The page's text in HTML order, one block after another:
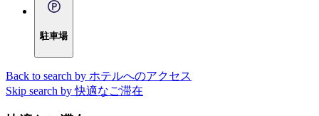
駐車場
Back to search by ホテルへのアクセス
Skip search by 快適なご滞在